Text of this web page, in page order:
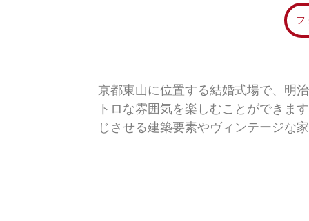
フ
京都東山に位置する結婚式場で、明
トロな雰囲気を楽しむことができま
じさせる建築要素やヴィンテージな